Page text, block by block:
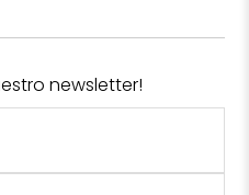
newsletter!